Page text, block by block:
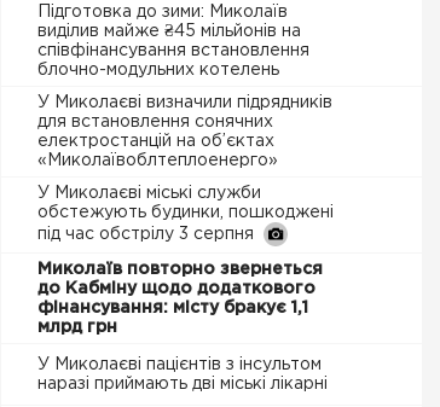
Підготовка до зими: Миколаїв
виділив майже ₴45 мільйонів на
співфінансування встановлення
блочно-модульних котелень
У Миколаєві визначили підрядників
для встановлення сонячних
електростанцій на об’єктах
«Миколаївоблтеплоенерго»
У Миколаєві міські служби
обстежують будинки, пошкоджені
під час обстрілу 3 серпня
Миколаїв повторно звернеться
до Кабміну щодо додаткового
фінансування: місту бракує 1,1
млрд грн
У Миколаєві пацієнтів з інсультом
наразі приймають дві міські лікарні